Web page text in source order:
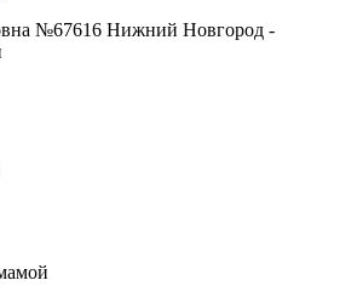
№67616 Нижний Новгород -